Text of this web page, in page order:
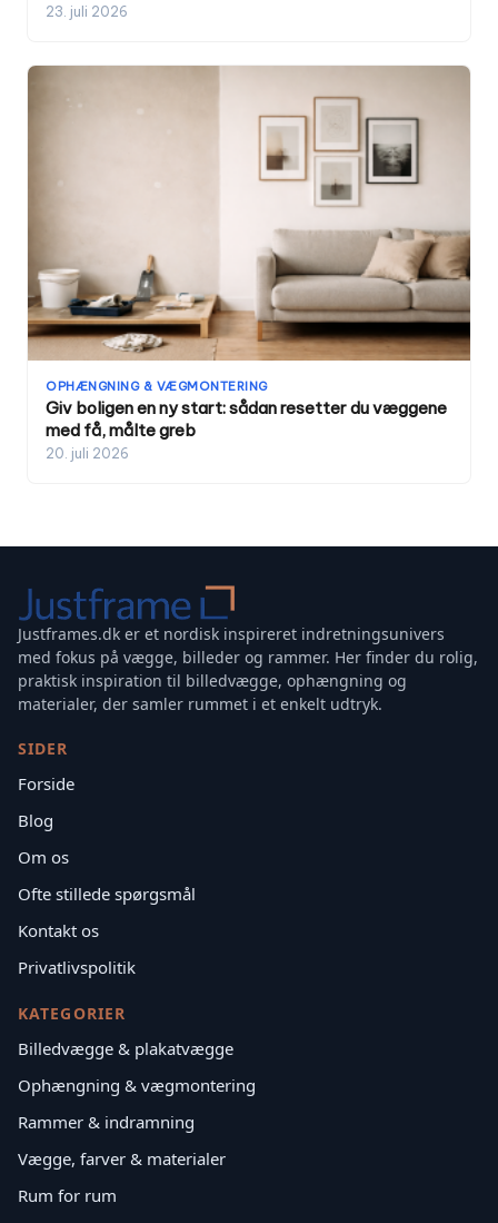
23. juli 2026
OPHÆNGNING & VÆGMONTERING
Giv boligen en ny start: sådan resetter du væggene
med få, målte greb
20. juli 2026
Justframes.dk er et nordisk inspireret indretningsunivers
med fokus på vægge, billeder og rammer. Her finder du rolig,
praktisk inspiration til billedvægge, ophængning og
materialer, der samler rummet i et enkelt udtryk.
SIDER
Forside
Blog
Om os
Ofte stillede spørgsmål
Kontakt os
Privatlivspolitik
KATEGORIER
Billedvægge & plakatvægge
Ophængning & vægmontering
Rammer & indramning
Vægge, farver & materialer
Rum for rum